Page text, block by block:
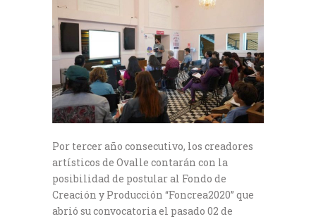
Por tercer año consecutivo, los creadores
artísticos de Ovalle contarán con la
posibilidad de postular al Fondo de
Creación y Producción “Foncrea2020” que
abrió su convocatoria el pasado 02 de